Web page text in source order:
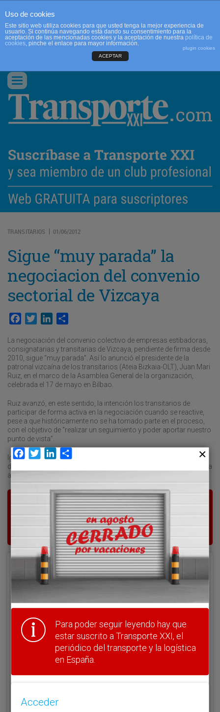
CONTACTO
Conmutar
navegación
TRANSITARIOS | 01/06/2012
Sigue “muy parada” la
negociacion del convenio
sectorial de Vizcaya
Facebook
TwitterLinkedIn
La negociación del convenio colectivo de empresas estibadoras,
consignatarias y transitarias de Vizcaya, pendiente de firma desde
2010, sigue “muy parada”. Así lo anunció el presidente de la
patronal vizcaína de los transitarios (Ateia Bizkaia-OLT), Juan Mari
Ruiz, en el marco de la Asamblea General de la organización,
celebrada el 17 de mayo en Bilbao.
Ruiz avanzó, en este sentido, la intención los transitarios de
participar de forma activa en la negociación cuando se reactive,
pese a que históricamente no se ha tomado parte en el proceso,
con el objetivo de “realizar un seguimiento y poder aportar nuestro
punto de vista”.
Igualmente, adelantó que está pendiente aún la aprobación
definitiva de la modificación de los estatutos de la asociación para
acoger nuevas figuras de logística y transporte.
Para poder seguir leyendo hay que estar
suscrito a Transporte XXI, el periódico
del transporte y la logística en España.
Acceder
Clave
Haga clic aquí para recuperarla.
Uso de cookies
Este sitio web utiliza cookies para que usted tenga la mejor experiencia de
usuario. Si continúa navegando está dando su consentimiento para la
aceptación de las mencionadas cookies y la aceptación de nuestra política de
cookies, pinche el enlace para mayor información.
plugin cookies
ACEPTAR
Facebook
TwitterLinkedIn
Para poder seguir leyendo hay que
estar suscrito a Transporte XXI, el
periódico del transporte y la logística
en España.
Acceder